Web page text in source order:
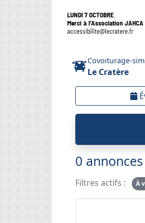
LUNDI 7 OCTOBRE
Merci à l’Association JAHCA
accessibilite@lecratere.fr